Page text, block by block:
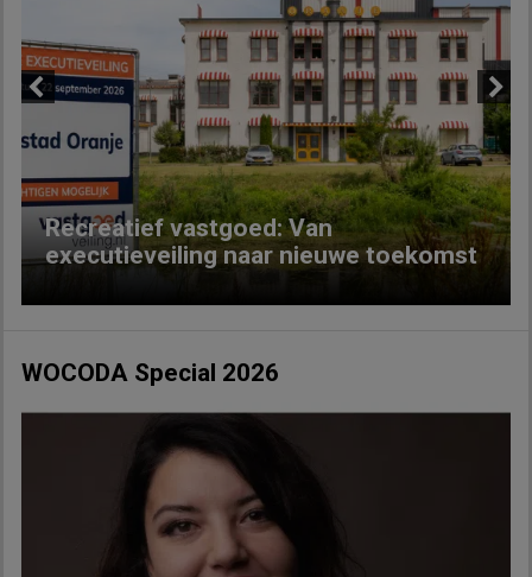
Recreatief vastgoed: Van
executieveiling naar nieuwe toekomst
Next
WOCODA Special 2026